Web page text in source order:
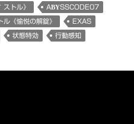
トル》 ABYSSCODE07
《愉悦の解錠》 EXAS
状態特効 行動感知